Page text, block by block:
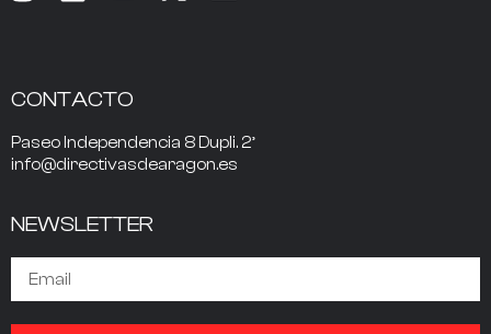
CONTACTO
Paseo Independencia 8 Dupli. 2º
info@directivasdearagon.es
NEWSLETTER